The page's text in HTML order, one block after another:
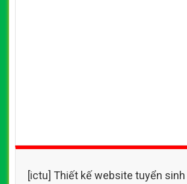
[ictu] Thiết kế website tuyển